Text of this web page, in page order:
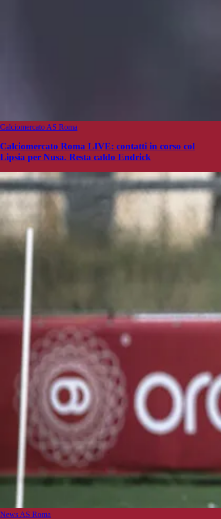
Calciomercato AS Roma
Calciomercato Roma LIVE: contatti in corso col
Lipsia per Nusa. Resta caldo Endrick
News AS Roma